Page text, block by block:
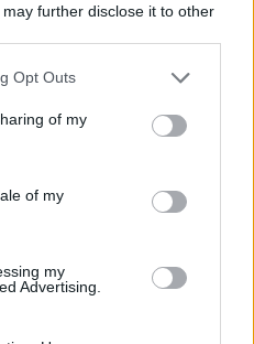
may further disclose it to other
uses one or more Google
behaviour. You may click to
and its third-party tags to
purposes in below Google
Opt Outs
of my
of my
my
Advertising.